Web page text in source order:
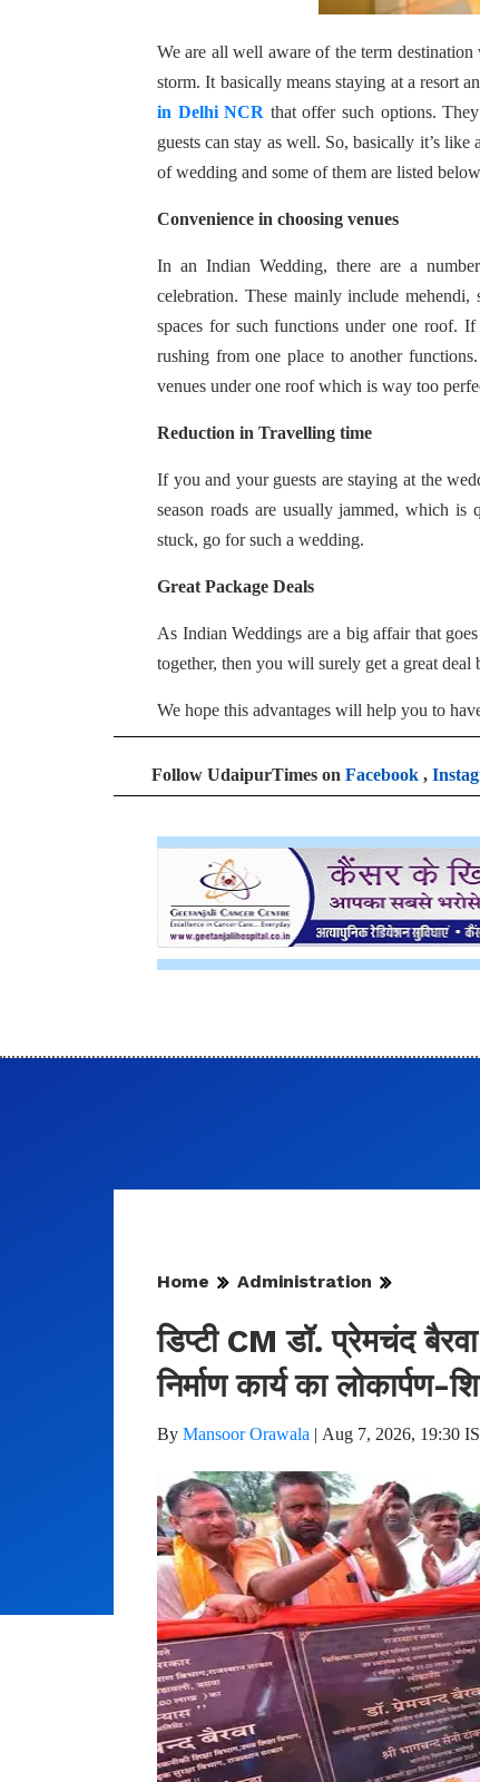
We are all well aware of the term
storm. It basically means staying at a resort
in Delhi NCR that offer such options.
guests can stay as well. So, basically it’s
of wedding and some of them are listed
Convenience in choosing venues
In an Indian Wedding, there are a
celebration. These mainly include
spaces for such functions under one roof.
rushing from one place to another
venues under one roof which is way too
Reduction in Travelling time
If you and your guests are staying at the
season roads are usually jammed, which
stuck, go for such a wedding.
Great Package Deals
As Indian Weddings are a big affair that
together, then you will surely get a great
We hope this advantages will help you to
Follow UdaipurTimes on Facebook ,
Home Administration
डिप्टी CM डॉ. प्रेमचंद
निर्माण कार्य का लोकार्पण-
By Mansoor Orawala | Aug 7, 2026, 19:30